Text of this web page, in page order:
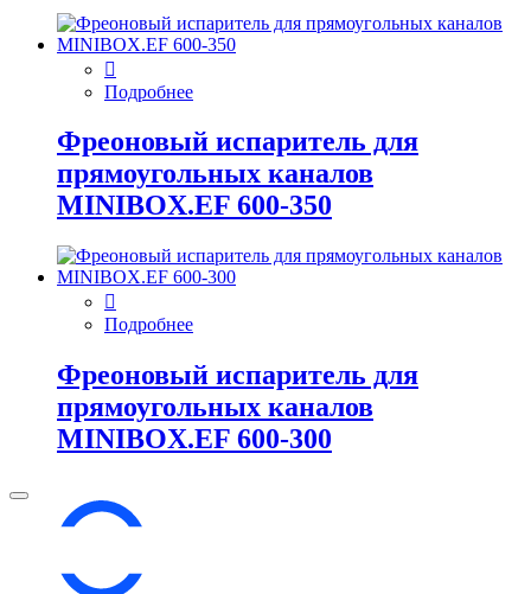
Подробнее
Фреоновый испаритель для
прямоугольных каналов
MINIBOX.EF 600-350
Подробнее
Фреоновый испаритель для
прямоугольных каналов
MINIBOX.EF 600-300